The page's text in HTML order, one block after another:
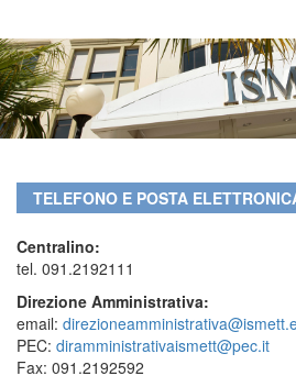
TELEFONO E POSTA
Centralino:
tel. 091.2192111
Direzione Amministrativa:
email:
PEC: diramministrativaismett@pec.it
Fax: 091.2192592